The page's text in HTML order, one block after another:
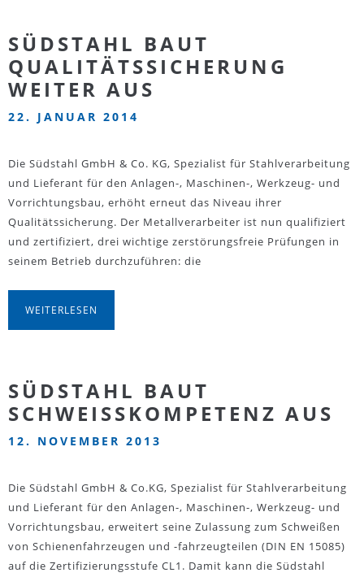
SÜDSTAHL BAUT
QUALITÄTSSICHERUNG
WEITER AUS
22. JANUAR 2014
Die Südstahl GmbH & Co. KG, Spezialist für Stahlverarbeitung
und Lieferant für den Anlagen-, Maschinen-, Werkzeug- und
Vorrichtungsbau, erhöht erneut das Niveau ihrer
Qualitätssicherung. Der Metallverarbeiter ist nun qualifiziert
und zertifiziert, drei wichtige zerstörungsfreie Prüfungen in
seinem Betrieb durchzuführen: die
WEITERLESEN
SÜDSTAHL BAUT
SCHWEISSKOMPETENZ AUS
12. NOVEMBER 2013
Die Südstahl GmbH & Co.KG, Spezialist für Stahlverarbeitung
und Lieferant für den Anlagen-, Maschinen-, Werkzeug- und
Vorrichtungsbau, erweitert seine Zulassung zum Schweißen
von Schienenfahrzeugen und -fahrzeugteilen (DIN EN 15085)
auf die Zertifizierungsstufe CL1. Damit kann die Südstahl